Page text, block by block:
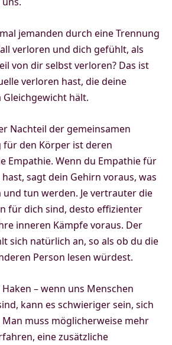
jemanden durch eine Trennung
verloren und dich gefühlt, als
von dir selbst verloren? Das ist
verloren hast, die deine
hält.
Nachteil der gemeinsamen
den Körper ist deren
Empathie. Wenn du Empathie für
sagt dein Gehirn voraus, was
tun werden. Je vertrauter die
für dich sind, desto effizienter
inneren Kämpfe voraus. Der
sich natürlich an, so als ob du die
Person lesen würdest.
– wenn uns Menschen
kann es schwieriger sein, sich
muss möglicherweise mehr
eine zusätzliche